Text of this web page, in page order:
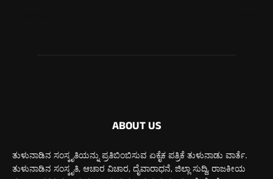
ABOUT US
ತುಳುನಾಡಿನ ಸಂಸ್ಕೃತಿಯನ್ನು ಪ್ರತಿಬಿಂಬಿಸುವ ಏಕೈಕ ಪತ್ರಿಕೆ ತುಳುನಾಡು ವಾರ್ತೆ.
ತುಳುನಾಡಿನ ಸಂಸ್ಕೃತಿ, ಆಚಾರ ವಿಚಾರ, ದೈವಾರಾಧನೆ, ಜಿಲ್ಲಾ ಸುದ್ದಿ, ರಾಜಕೀಯ